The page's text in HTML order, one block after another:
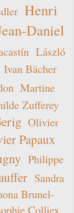
Henri
Daniel
László
Ivan Bächer
Martine
Zufferey
Olivier
Papaux
Philippe
Sandra
Brunel-
Colliex